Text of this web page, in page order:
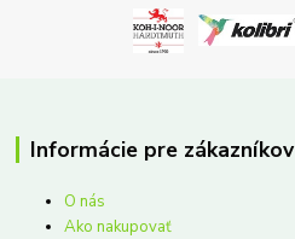
Informácie pre zákazníkov
O nás
Ako nakupovať